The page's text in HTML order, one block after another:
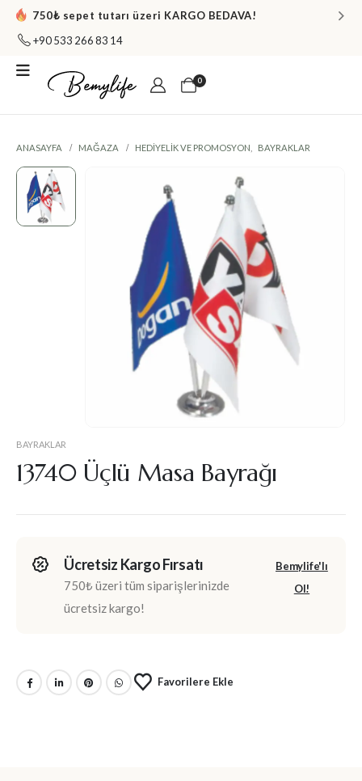
750₺ sepet tutarı üzeri KARGO BEDAVA!
+90 533 266 83 14
0
ANASAYFA MAĞAZA HEDIYELIK VE PROMOSYON BAYRAKLAR
BAYRAKLAR
13740 Üçlü Masa Bayrağı
Ücretsiz Kargo Fırsatı
750₺ üzeri tüm siparişlerinizde
ücretsiz kargo!
Bemylife'lı
Ol!
Favorilere Ekle